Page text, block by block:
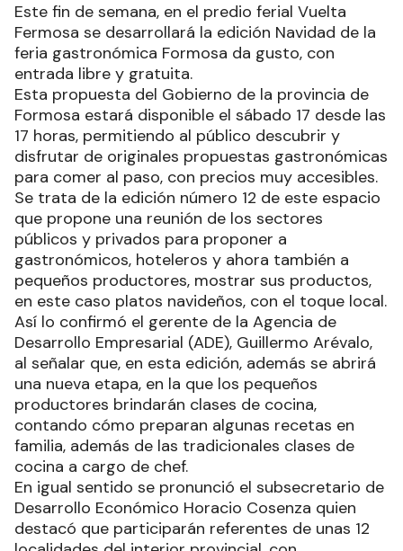
Este fin de semana, en el predio ferial Vuelta
Fermosa se desarrollará la edición Navidad de la
feria gastronómica Formosa da gusto, con
entrada libre y gratuita.
Esta propuesta del Gobierno de la provincia de
Formosa estará disponible el sábado 17 desde las
17 horas, permitiendo al público descubrir y
disfrutar de originales propuestas gastronómicas
para comer al paso, con precios muy accesibles.
Se trata de la edición número 12 de este espacio
que propone una reunión de los sectores
públicos y privados para proponer a
gastronómicos, hoteleros y ahora también a
pequeños productores, mostrar sus productos,
en este caso platos navideños, con el toque local.
Así lo confirmó el gerente de la Agencia de
Desarrollo Empresarial (ADE), Guillermo Arévalo,
al señalar que, en esta edición, además se abrirá
una nueva etapa, en la que los pequeños
productores brindarán clases de cocina,
contando cómo preparan algunas recetas en
familia, además de las tradicionales clases de
cocina a cargo de chef.
En igual sentido se pronunció el subsecretario de
Desarrollo Económico Horacio Cosenza quien
destacó que participarán referentes de unas 12